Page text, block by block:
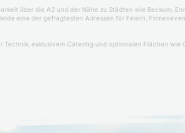
über die A2 und der Nähe zu Städten wie Beckum,
eine der gefragtesten Adressen für Feiern,
Technik, exklusivem Catering und optionalen Flächen